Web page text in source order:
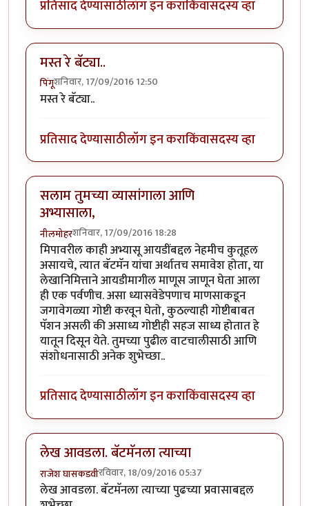
प्रतिसाद देण्यासाठीलॉग इन कराकिंवासदस्य व्हा
मस्त रे बॅट्या..
पिंगूशनिवार, 17/09/2016 12:50
मस्त रे बॅट्या..
प्रतिसाद देण्यासाठीलॉग इन कराकिंवासदस्य व्हा
सलाम तुमच्या व्यासांगाला आणि
अभ्यासाला,
नीलमोहरशनिवार, 17/09/2016 18:28
मिपावरील काही अभ्यासू आयडींबद्दल नेहमीच कुतूहल
असायचे, त्यात बॅटमॅन यांचा अर्थातच समावेश होता, या
लेखानिमित्ताने आयडीमागील माणूस जाणून घेता आला
ही एक पर्वणीच. असा ध्यासवेडेपणाच माणसाकडून
जगावेगळ्या गोष्टी करवून घेतो, कुठल्याही गोष्टीबाबत
पॅशन असली की असाध्य गोष्टीही सहज साध्य होतात हे
यातून दिसून येते. तुमच्या पुढील वाटचालीसाठी आणि
संशोधनासाठी अनेक शुभेच्छा..
प्रतिसाद देण्यासाठीलॉग इन कराकिंवासदस्य व्हा
लेख आवडला. बॅटमॅनला त्याच्या
राजेश घासकडवीरविवार, 18/09/2016 05:37
लेख आवडला. बॅटमॅनला त्याच्या पुढच्या प्रवासाबद्दल